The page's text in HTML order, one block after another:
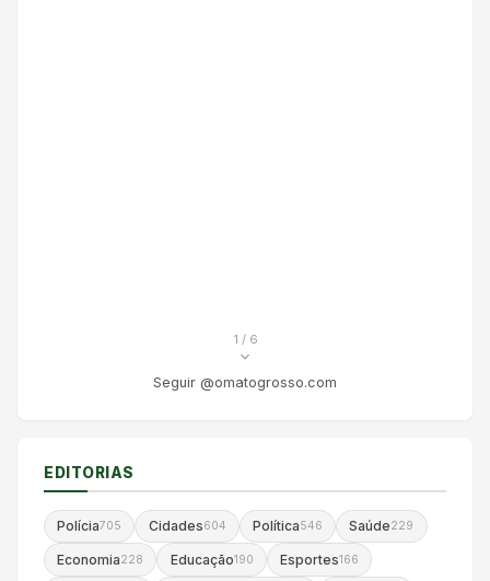
1 / 6
Seguir @omatogrosso.com
EDITORIAS
Polícia705 Cidades604 Política546 Saúde229
Economia228 Educação190 Esportes166